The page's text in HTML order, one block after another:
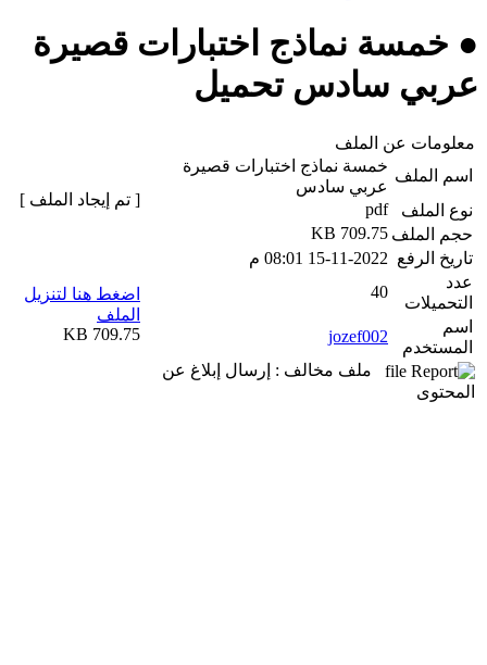
● خمسة نماذج اختبارات قصيرة
عربي سادس تحميل
معلومات عن الملف
اسم الملف
خمسة نماذج اختبارات قصيرة
عربي سادس
نوع الملف
pdf
حجم الملف 709.75 KB
تاريخ الرفع 15-11-2022 08:01 م
عدد
التحميلات
40
اسم
المستخدم
jozef002
ملف مخالف : إرسال إبلاغ عن
المحتوى
[ تم إيجاد الملف ]
اضغط هنا لتنزيل
الملف
709.75 KB